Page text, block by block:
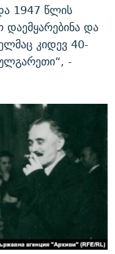
1947 წლის
და
კიდევ 40-
-